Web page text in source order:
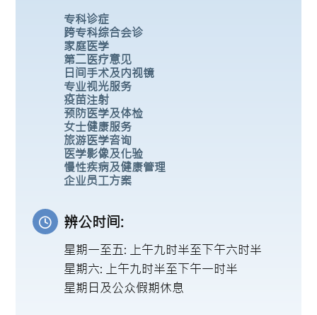
专科诊症
跨专科综合会诊
家庭医学
第二医疗意见
日间手术及内视镜
专业视光服务
疫苗注射
预防医学及体检
女士健康服务
旅游医学咨询
医学影像及化验
慢性疾病及健康管理
企业员工方案
辨公时间:
星期一至五: 上午九时半至下午六时半
星期六: 上午九时半至下午一时半
星期日及公众假期休息